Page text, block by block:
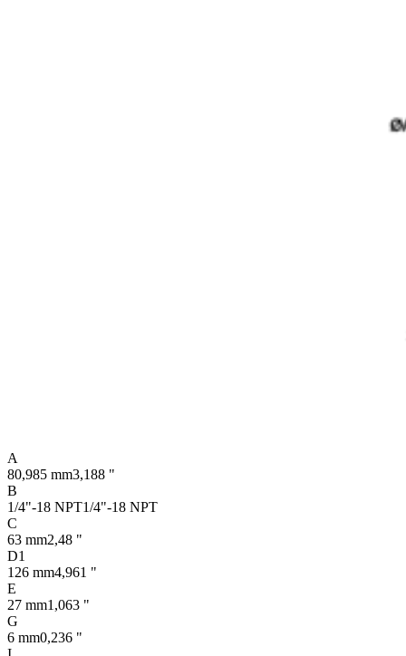
A
80,985 mm3,188 "
B
1/4"-18 NPT1/4"-18 NPT
C
63 mm2,48 "
D1
126 mm4,961 "
E
27 mm1,063 "
G
6 mm0,236 "